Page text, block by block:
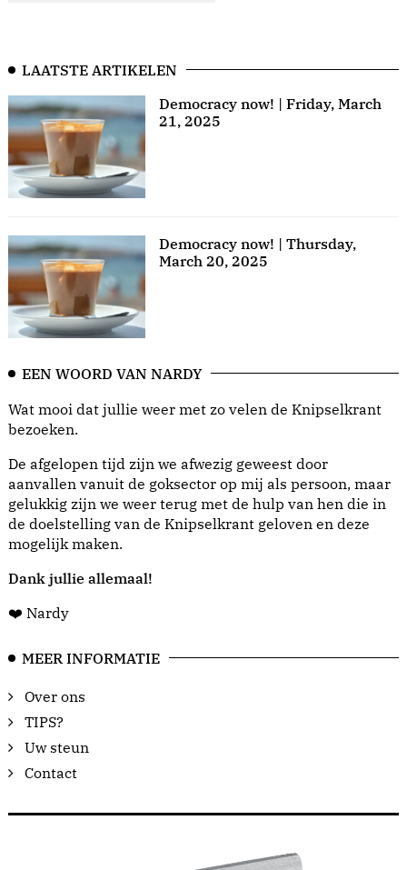
LAATSTE ARTIKELEN
Democracy now! | Friday, March
21, 2025
Democracy now! | Thursday,
March 20, 2025
EEN WOORD VAN NARDY
Wat mooi dat jullie weer met zo velen de Knipselkrant
bezoeken.
De afgelopen tijd zijn we afwezig geweest door
aanvallen vanuit de goksector op mij als persoon, maar
gelukkig zijn we weer terug met de hulp van hen die in
de doelstelling van de Knipselkrant geloven en deze
mogelijk maken.
Dank jullie allemaal!
❤️ Nardy
MEER INFORMATIE
Over ons
TIPS?
Uw steun
Contact